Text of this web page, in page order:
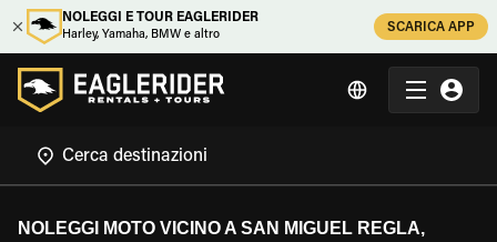
NOLEGGI E TOUR EAGLERIDER
Harley, Yamaha, BMW e altro
SCARICA APP
NOLEGGI MOTO VICINO A SAN MIGUEL REGLA,